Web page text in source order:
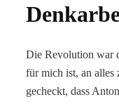
Die Revolution war
für mich ist, an alles
gecheckt, dass